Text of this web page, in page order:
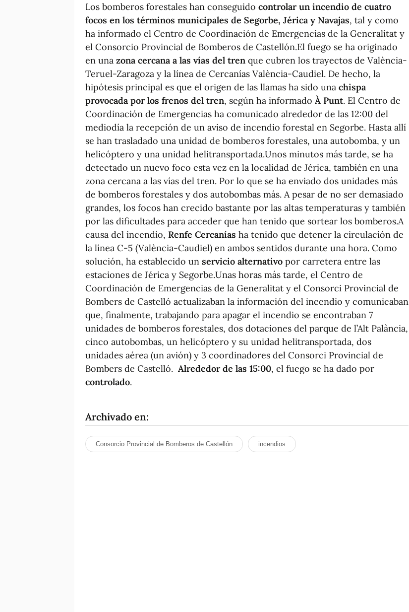
Los bomberos forestales han conseguido controlar un incendio de cuatro
focos en los términos municipales de Segorbe, Jérica y Navajas, tal y como
ha informado el Centro de Coordinación de Emergencias de la Generalitat y
el Consorcio Provincial de Bomberos de Castellón.El fuego se ha originado
en una zona cercana a las vías del tren que cubren los trayectos de València-
Teruel-Zaragoza y la línea de Cercanías València-Caudiel. De hecho, la
hipótesis principal es que el origen de las llamas ha sido una chispa
provocada por los frenos del tren, según ha informado À Punt. El Centro de
Coordinación de Emergencias ha comunicado alrededor de las 12:00 del
mediodía la recepción de un aviso de incendio forestal en Segorbe. Hasta allí
se han trasladado una unidad de bomberos forestales, una autobomba, y un
helicóptero y una unidad helitransportada.Unos minutos más tarde, se ha
detectado un nuevo foco esta vez en la localidad de Jérica, también en una
zona cercana a las vías del tren. Por lo que se ha enviado dos unidades más
de bomberos forestales y dos autobombas más. A pesar de no ser demasiado
grandes, los focos han crecido bastante por las altas temperaturas y también
por las dificultades para acceder que han tenido que sortear los bomberos.A
causa del incendio, Renfe Cercanías ha tenido que detener la circulación de
la línea C-5 (València-Caudiel) en ambos sentidos durante una hora. Como
solución, ha establecido un servicio alternativo por carretera entre las
estaciones de Jérica y Segorbe.Unas horas más tarde, el Centro de
Coordinación de Emergencias de la Generalitat y el Consorci Provincial de
Bombers de Castelló actualizaban la información del incendio y comunicaban
que, finalmente, trabajando para apagar el incendio se encontraban 7
unidades de bomberos forestales, dos dotaciones del parque de l’Alt Palància,
cinco autobombas, un helicóptero y su unidad helitransportada, dos
unidades aérea (un avión) y 3 coordinadores del Consorci Provincial de
Bombers de Castelló. Alrededor de las 15:00, el fuego se ha dado por
controlado.
Archivado en:
Consorcio Provincial de Bomberos de Castellón incendios